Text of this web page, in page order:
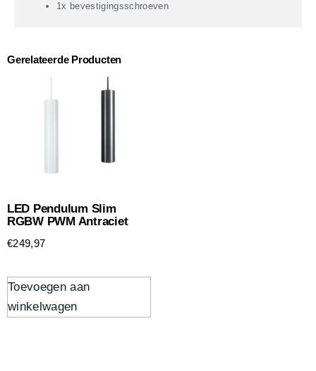
1x bevestigingsschroeven
Gerelateerde Producten
LED Pendulum Slim
RGBW PWM Antraciet
€249,97
Toevoegen aan
winkelwagen